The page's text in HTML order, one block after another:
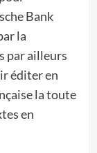
Bank
la
par ailleurs
éditer en
la toute
en